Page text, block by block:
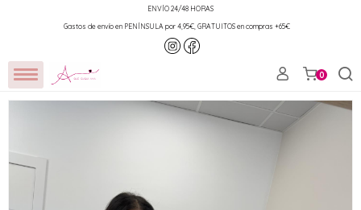
ENVÍO 24/48 HORAS
Gastos de envío en PENÍNSULA por 4,95€, GRATUITOS en compras +65€
0